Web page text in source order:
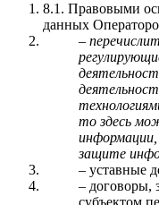
8.1. Правовыми
данных
–
то здесь
защите
– уставные
– договоры,